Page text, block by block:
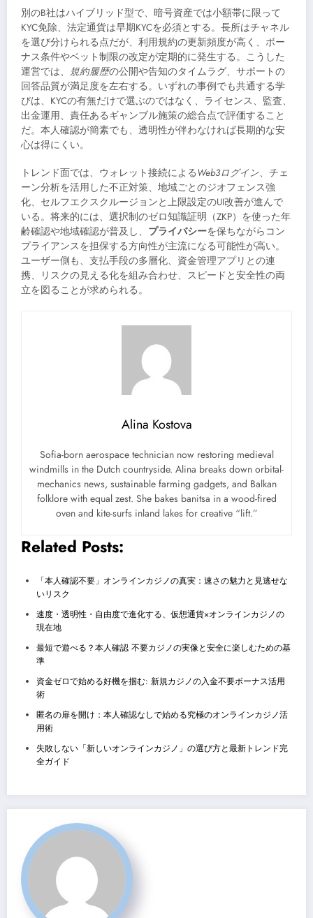
別のB社はハイブリッド型で、暗号資産では小額帯に限って
KYC免除、法定通貨は早期KYCを必須とする。長所はチャネル
を選び分けられる点だが、利用規約の更新頻度が高く、ボー
ナス条件やベット制限の改定が定期的に発生する。こうした
運営では、 規約履歴の公開や告知のタイムラグ、サポートの
回答品質が満足度を左右する。いずれの事例でも共通する学
びは、KYCの有無だけで選ぶのではなく、ライセンス、監査、
出金運用、責任あるギャンブル施策の総合点で評価すること
だ。本人確認が簡素でも、透明性が伴わなければ長期的な安
心は得にくい。
トレンド面では、ウォレット接続によるWeb3ログイン、チェ
ーン分析を活用した不正対策、地域ごとのジオフェンス強
化、セルフエクスクルージョンと上限設定のUI改善が進んで
いる。将来的には、選択制のゼロ知識証明（ZKP）を使った年
齢確認や地域確認が普及し、 プライバシーを保ちながらコン
プライアンスを担保する方向性が主流になる可能性が高い。
ユーザー側も、支払手段の多層化、資金管理アプリとの連
携、リスクの見える化を組み合わせ、スピードと安全性の両
立を図ることが求められる。
Alina Kostova
Sofia-born aerospace technician now restoring medieval
windmills in the Dutch countryside. Alina breaks down orbital-
mechanics news, sustainable farming gadgets, and Balkan
folklore with equal zest. She bakes banitsa in a wood-fired
oven and kite-surfs inland lakes for creative “lift.”
Related Posts:
「本人確認不要」オンラインカジノの真実：速さの魅力と見逃せな
いリスク
速度・透明性・自由度で進化する、仮想通貨×オンラインカジノの
現在地
最短で遊べる？本人確認 不要カジノの実像と安全に楽しむための基
準
資金ゼロで始める好機を掴む: 新規カジノの入金不要ボーナス活用
術
匿名の扉を開け：本人確認なしで始める究極のオンラインカジノ活
用術
失敗しない「新しいオンラインカジノ」の選び方と最新トレンド完
全ガイド